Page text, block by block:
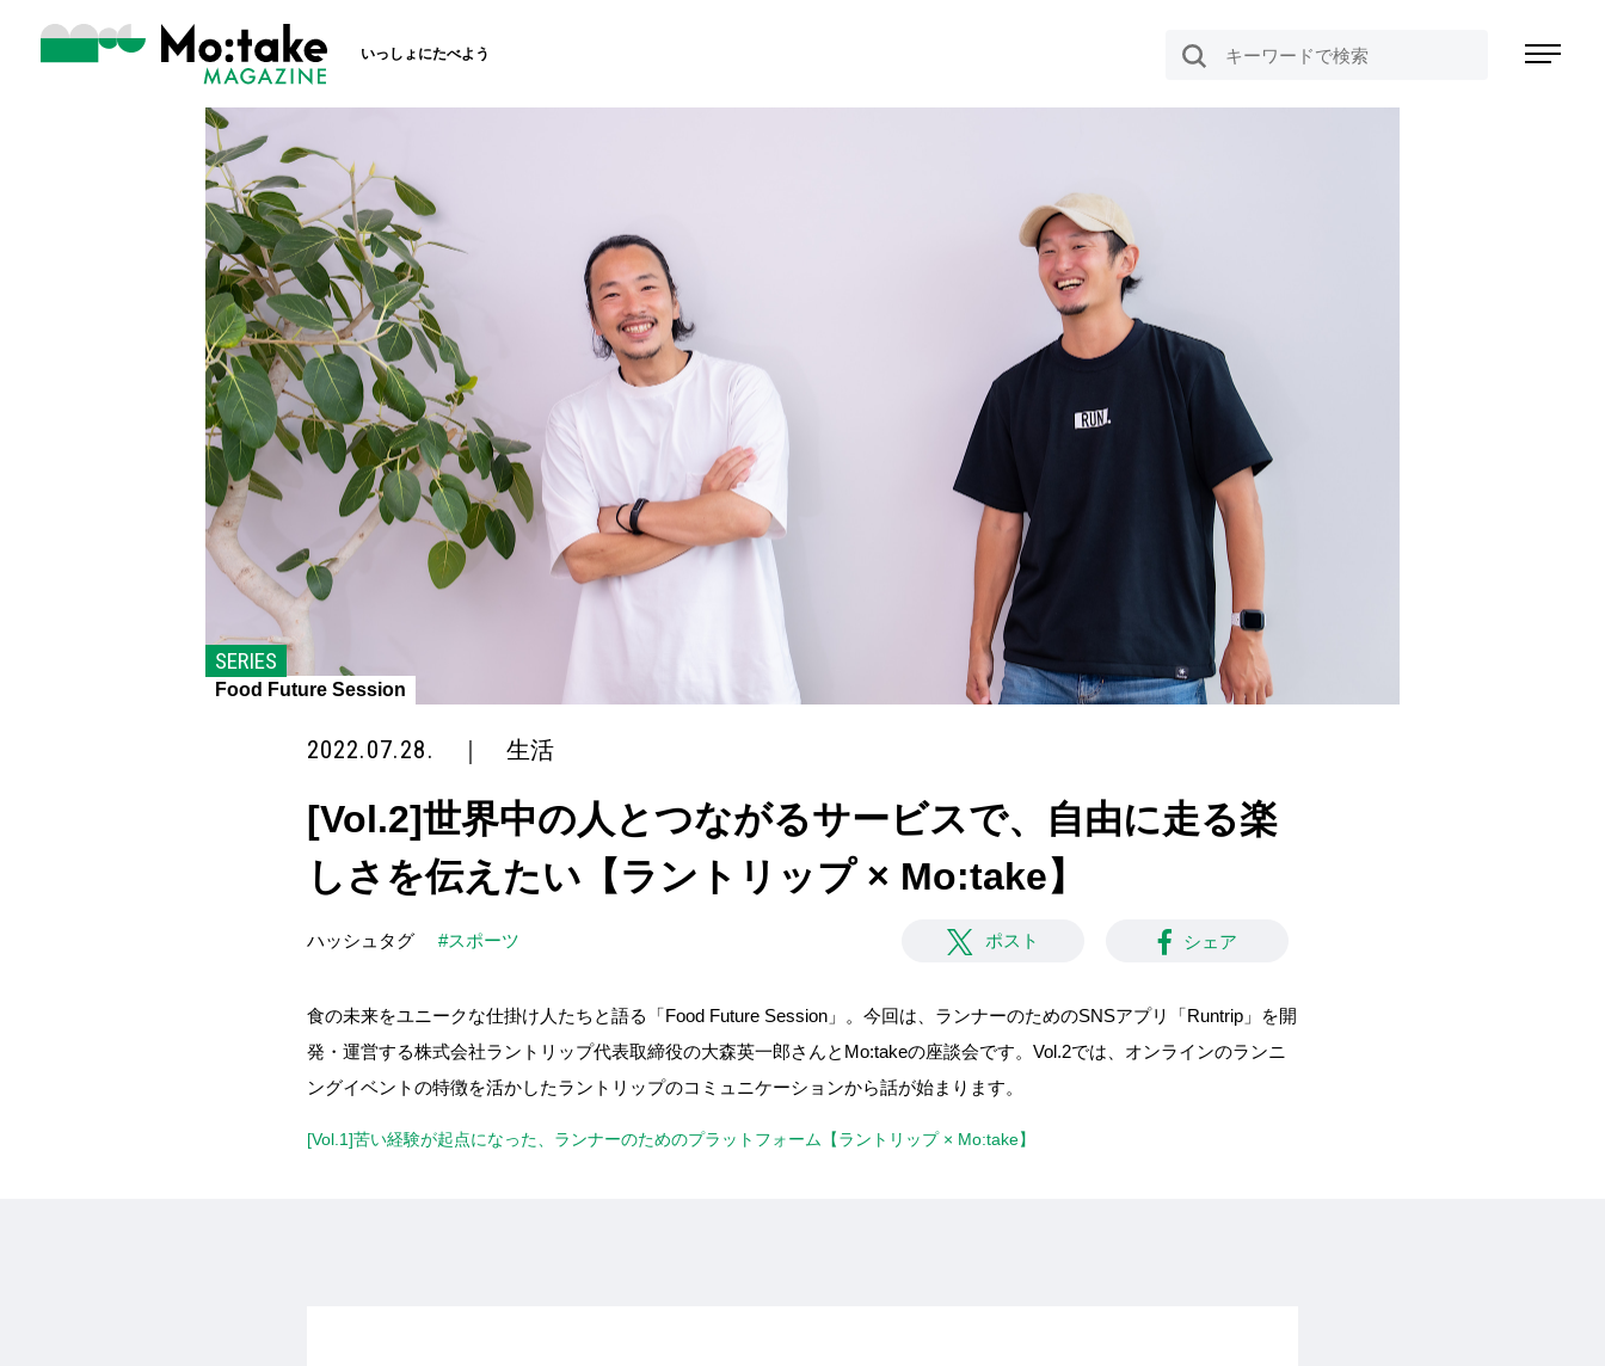
いっしょにたべよう
SERIES
Food Future Session
2022.07.28. 生活
[Vol.2]世界中の人とつながるサービスで、自由に走る楽
しさを伝えたい【ラントリップ × Mo:take】
ハッシュタグ #スポーツ ポスト シェア
食の未来をユニークな仕掛け人たちと語る「Food Future Session」。今回は、ランナーのためのSNSアプリ「Runtrip」を開
発・運営する株式会社ラントリップ代表取締役の大森英一郎さんとMo:takeの座談会です。Vol.2では、オンラインのランニ
ングイベントの特徴を活かしたラントリップのコミュニケーションから話が始まります。
[Vol.1]苦い経験が起点になった、ランナーのためのプラットフォーム【ラントリップ × Mo:take】